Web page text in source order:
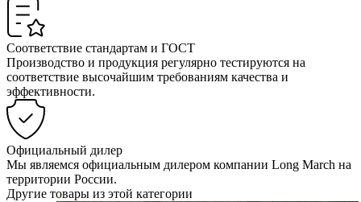
Соответствие стандартам и ГОСТ
Производство и продукция регулярно тестируются на
соответствие высочайшим требованиям качества и
эффективности.
Официальный дилер
Мы являемся официальным дилером компании Long March на
территории России.
Другие товары из этой категории